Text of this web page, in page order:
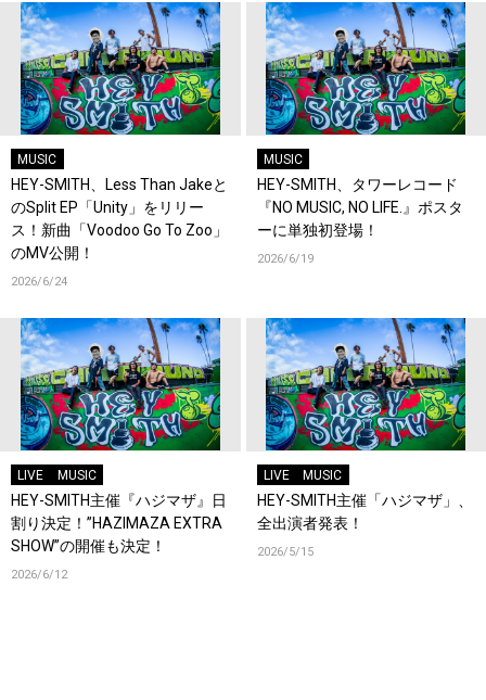
MUSIC
HEY-SMITH、Less Than Jakeと
のSplit EP「Unity」をリリー
ス！新曲「Voodoo Go To Zoo」
のMV公開！
2026/6/24
MUSIC
HEY-SMITH、タワーレコード
『NO MUSIC, NO LIFE.』ポスタ
ーに単独初登場！
2026/6/19
LIVE MUSIC
HEY-SMITH主催『ハジマザ』日
割り決定！”HAZIMAZA EXTRA
SHOW”の開催も決定！
2026/6/12
LIVE MUSIC
HEY-SMITH主催「ハジマザ」、
全出演者発表！
2026/5/15